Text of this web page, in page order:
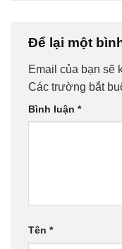
Để lại một
Email của bạn sẽ
Các trường bắt
Bình luận *
Tên *